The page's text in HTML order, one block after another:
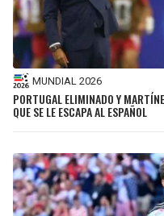
MUNDIAL 2026
PORTUGAL ELIMINADO Y
QUE SE LE ESCAPA AL ESPAÑOL